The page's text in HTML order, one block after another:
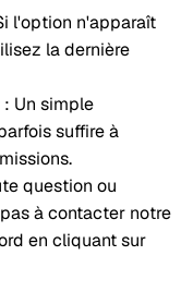
l'option n'apparaît
la dernière
: Un simple
suffire à
question ou
à contacter notre
en cliquant sur